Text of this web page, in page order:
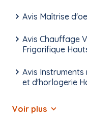
Avis Maîtrise
Avis Chauffage
Frigorifique
Avis
et d'horlogerie
Voir plus